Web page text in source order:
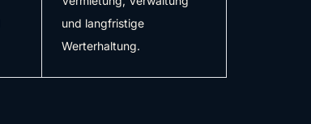
und langfristige
Werterhaltung.